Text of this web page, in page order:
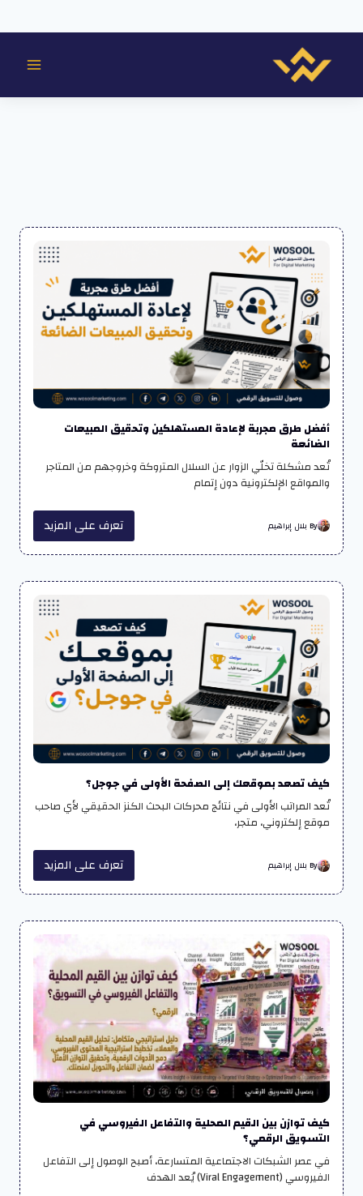
المحتوى
أفضل طرق مجربة لإعادة المستهلكين وتحقيق المبيعات
الضائعة
تُعد مشكلة تخلّي الزوار عن السلال المتروكة وخروجهم من المتاجر
والمواقع الإلكترونية دون إتمام
By بلال إبراهيم تعرف على المزيد
كيف تصعد بموقعك إلى الصفحة الأولى في جوجل؟
تُعد المراتب الأولى في نتائج محركات البحث الكنز الحقيقي لأي صاحب
موقع إلكتروني، متجر،
By بلال إبراهيم تعرف على المزيد
كيف توازن بين القيم المحلية والتفاعل الفيروسي في
التسويق الرقمي؟
في عصر الشبكات الاجتماعية المتسارعة، أصبح الوصول إلى التفاعل
الفيروسي (Viral Engagement) يُعد الهدف